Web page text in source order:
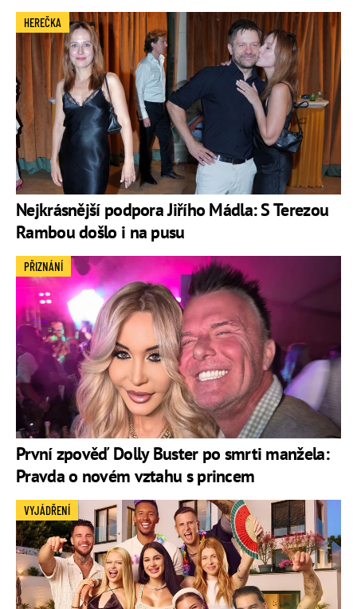
Nejkrásnější podpora Jiřího Mádla: S Terezou
Rambou došlo i na pusu
HEREČKA
První zpověď Dolly Buster po smrti manžela:
Pravda o novém vztahu s princem
PŘIZNÁNÍ
VYJÁDŘENÍ